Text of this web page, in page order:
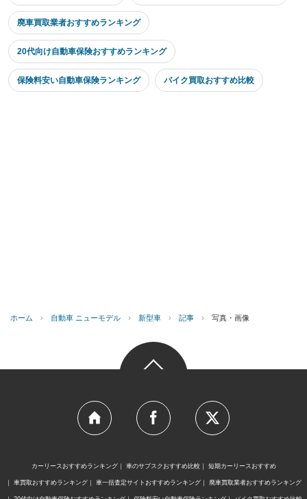
廃車買取業者おすすめランキング
20代向け自動車保険おすすめランキング
保険料安い自動車保険ランキング バイク買取おすすめ比較
ホーム › 自動車 ニューモデル › 新型車 › 記事 › 写真・画像
カーリースおすすめランキング 車のサブスクおすすめ比較 短期カーリースおすすめ
車買取おすすめランキング 車一括査定サイトおすすめランキング 廃車買取業者おすすめランキング